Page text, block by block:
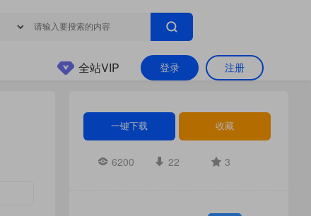
登录 注册
全站VIP
一键下载 收藏
6200 22 3